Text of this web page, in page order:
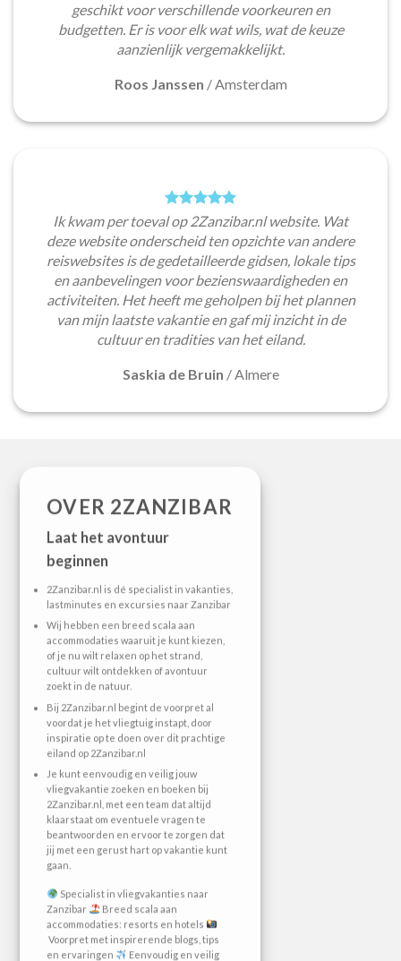
geschikt voor verschillende voorkeuren en
budgetten. Er is voor elk wat wils, wat de keuze
aanzienlijk vergemakkelijkt.
Roos Janssen /Amsterdam
Ik kwam per toeval op 2Zanzibar.nl website. Wat
deze website onderscheid ten opzichte van andere
reiswebsites is de gedetailleerde gidsen, lokale tips
en aanbevelingen voor bezienswaardigheden en
activiteiten. Het heeft me geholpen bij het plannen
van mijn laatste vakantie en gaf mij inzicht in de
cultuur en tradities van het eiland.
Saskia de Bruin /Almere
OVER 2ZANZIBAR
Laat het avontuur
beginnen
2Zanzibar.nl is dé specialist in vakanties,
lastminutes en excursies naar Zanzibar
Wij hebben een breed scala aan
accommodaties waaruit je kunt kiezen,
of je nu wilt relaxen op het strand,
cultuur wilt ontdekken of avontuur
zoekt in de natuur.
Bij 2Zanzibar.nl begint de voorpret al
voordat je het vliegtuig instapt, door
inspiratie op te doen over dit prachtige
eiland op 2Zanzibar.nl
Je kunt eenvoudig en veilig jouw
vliegvakantie zoeken en boeken bij
2Zanzibar.nl, met een team dat altijd
klaarstaat om eventuele vragen te
beantwoorden en ervoor te zorgen dat
jij met een gerust hart op vakantie kunt
gaan.
Specialist in vliegvakanties naar
Zanzibar
Breed scala aan
accommodaties: resorts en hotels
Voorpret met inspirerende blogs, tips
en ervaringen
Eenvoudig en veilig